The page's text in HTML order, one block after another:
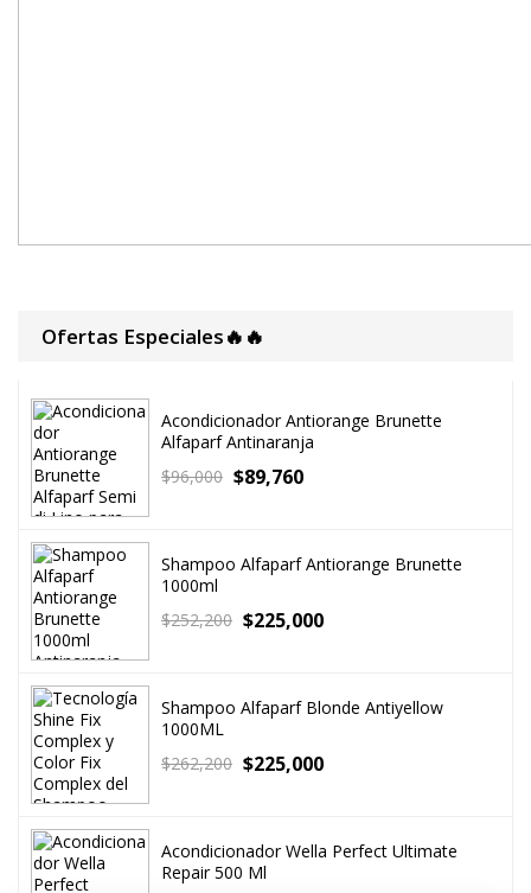
Ofertas Especiales🔥🔥
Acondicionador Antiorange Brunette
Alfaparf Antinaranja
$96,000 $89,760
Shampoo Alfaparf Antiorange Brunette
1000ml
$252,200 $225,000
Shampoo Alfaparf Blonde Antiyellow
1000ML
$262,200 $225,000
Acondicionador Wella Perfect Ultimate
Repair 500 Ml